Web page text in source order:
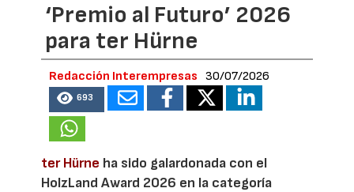
‘Premio al Futuro’ 2026
para ter Hürne
Redacción Interempresas 30/07/2026
693
ter Hürne ha sido galardonada con el
HolzLand Award 2026 en la categoría